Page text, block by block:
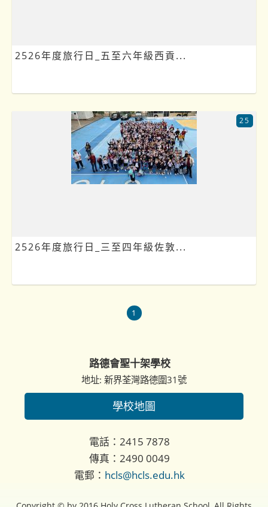
2526年度旅行日_五至六年級西貢...
2526年度旅行日_三至四年級佐敦...
25
1
路德會聖十架學校
地址: 新界荃灣路德圍31號
學校地圖
電話：2415 7878
傳真：2490 0049
電郵： hcls@hcls.edu.hk